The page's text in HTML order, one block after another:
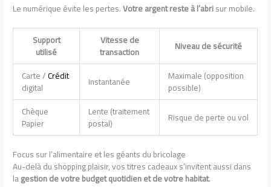
Le numérique évite les pertes.Votre argent reste à l’abrisur mobile.
Support
utilisé
Vitesse de
transaction
Niveau de sécurité
Carte /Crédit
digital Instantanée Maximale (opposition
possible)
Chèque
Papier
Lente (traitement
postal) Risque de perte ou vol
Focus sur l’alimentaire et les géants du bricolage
Au-delà du shopping plaisir, vos titres cadeaux s’invitent aussi dans
lagestion de votre budget quotidien et de votre habitat.